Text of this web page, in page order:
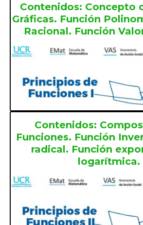
Contenidos: Concepto
Gráficas. Función
Racional. Función
Contenidos:
Funciones. Función
radical. Función
logarítmica.